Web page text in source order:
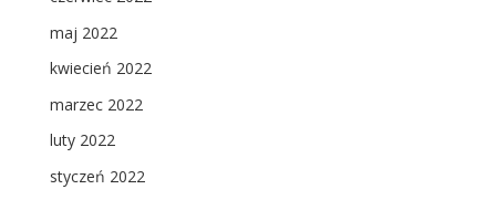
maj 2022
kwiecień 2022
marzec 2022
luty 2022
styczeń 2022